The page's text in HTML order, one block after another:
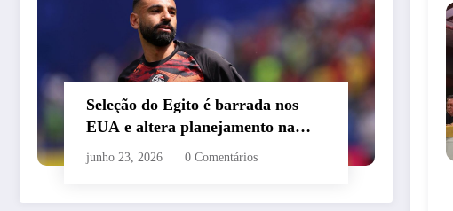
Seleção do Egito é barrada nos
EUA e altera planejamento na
Copa
junho 23, 2026 0 Comentários